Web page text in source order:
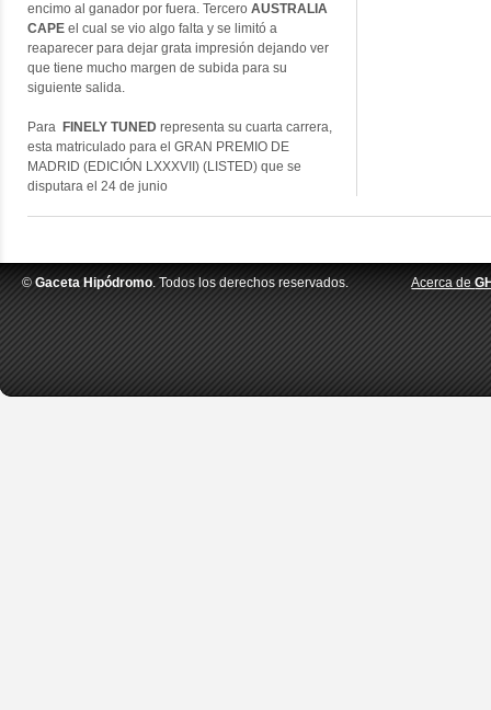
encimo al ganador por fuera. Tercero AUSTRALIA
CAPE el cual se vio algo falta y se limitó a
reaparecer para dejar grata impresión dejando ver
que tiene mucho margen de subida para su
siguiente salida.
Para FINELY TUNED representa su cuarta carrera,
esta matriculado para el GRAN PREMIO DE
MADRID (EDICIÓN LXXXVII) (LISTED) que se
disputara el 24 de junio
© Gaceta Hipódromo. Todos los derechos reservados. Acerca de